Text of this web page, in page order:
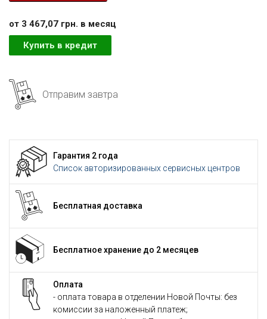
от 3 467,07 грн. в месяц
Купить в кредит
Отправим завтра
Гарантия 2 года
Список авторизированных сервисных центров
Бесплатная доставка
Бесплатное хранение до 2 месяцев
Оплата
- оплата товара в отделении Новой Почты: без
комиссии за наложенный платеж;